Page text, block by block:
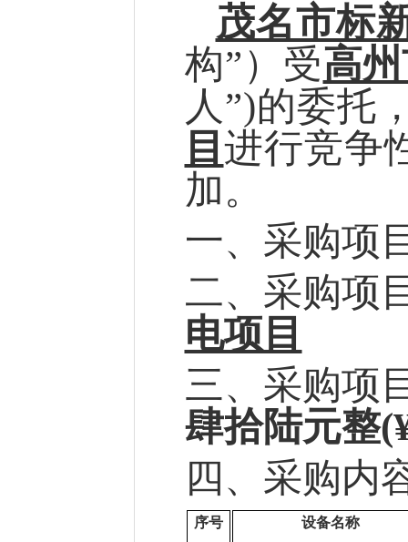
茂名市标
构”）受高
人”)的委托
目 进行竞争
加。
一、采购项
二、采购项
电项目
三、采购项
肆拾陆元整
四、采购内
序号 设备名称